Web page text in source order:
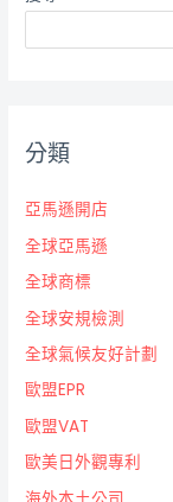
分類
亞馬遜開店
全球亞馬遜
全球商標
全球安規檢測
全球氣候友好計劃
歐盟EPR
歐盟VAT
歐美日外觀專利